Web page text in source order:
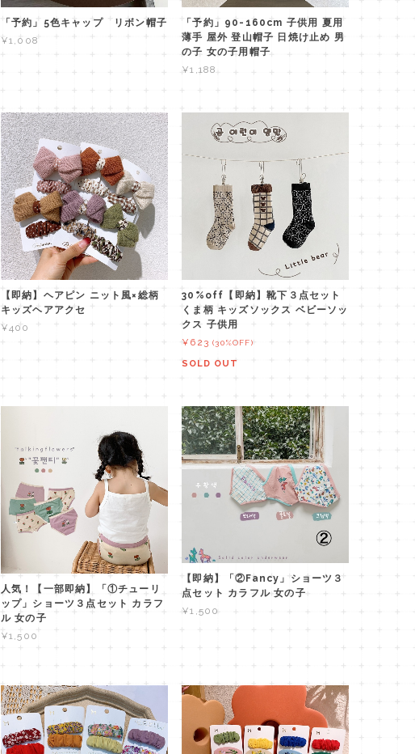
「予約」5色キャップ リボン帽子
¥1,008
「予約」90-160cm 子供用 夏用
薄手 屋外 登山帽子 日焼け止め 男
の子 女の子用帽子
¥1,188
【即納】ヘアピン ニット風×総柄
キッズヘアアクセ
¥400
30%off【即納】靴下３点セット
くま柄 キッズソックス ベビーソッ
クス 子供用
¥623 (30%OFF)
SOLD OUT
人気！【一部即納】「①チューリ
ップ」ショーツ３点セット カラフ
ル 女の子
¥1,500
【即納】「②Fancy」ショーツ３
点セット カラフル 女の子
¥1,500